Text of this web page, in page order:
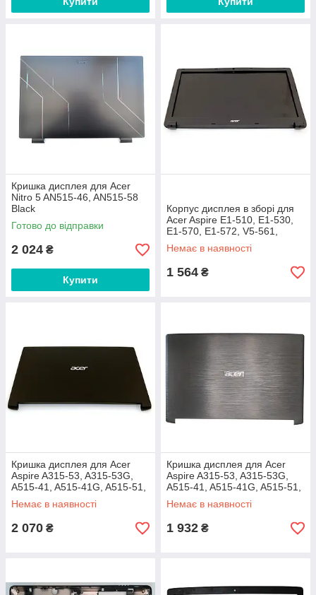
Кришка дисплея для Acer
Nitro 5 AN515-46, AN515-58
Black
Готово до відправки
2 024 ₴
Купити
Корпус дисплея в зборі для
Acer Aspire E1-510, E1-530,
E1-570, E1-572, V5-561,
TravelMate P255
Немає в наявності
1 564 ₴
Кришка дисплея для Acer
Aspire A315-53, A315-53G,
A515-41, A515-41G, A515-51,
A515-51G
Немає в наявності
2 070 ₴
Кришка дисплея для Acer
Aspire A315-53, A315-53G,
A515-41, A515-41G, A515-51,
A515-51G чорна (striped /
смугаста)
Немає в наявності
1 932 ₴